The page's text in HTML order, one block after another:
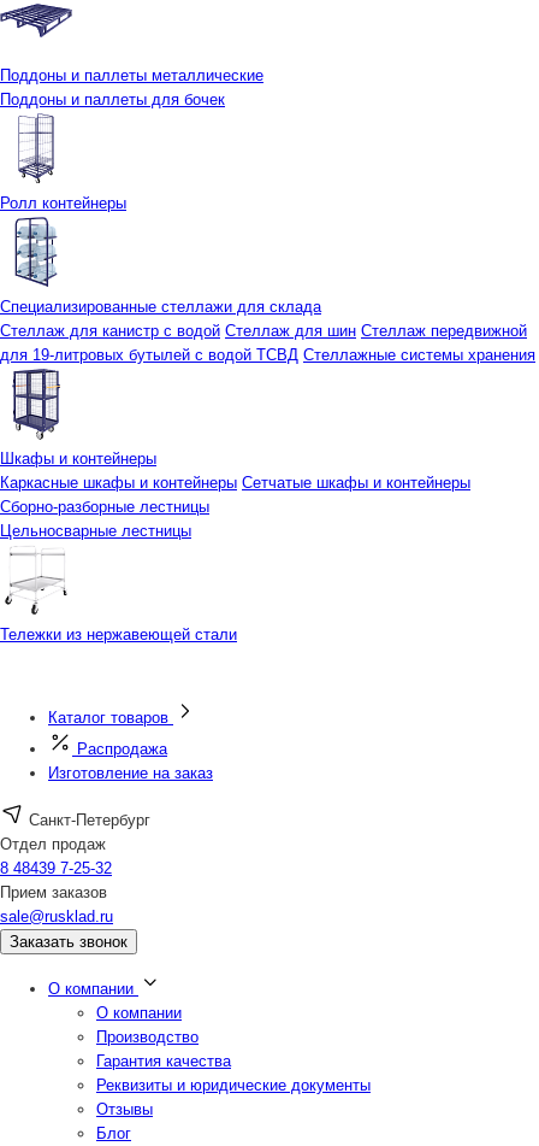
Поддоны и паллеты металлические
Поддоны и паллеты для бочек
Ролл контейнеры
Специализированные стеллажи для склада
Стеллаж для канистр с водой Стеллаж для шин Стеллаж передвижной
для 19-литровых бутылей с водой ТСВД Стеллажные системы хранения
Шкафы и контейнеры
Каркасные шкафы и контейнеры Сетчатые шкафы и контейнеры
Сборно-разборные лестницы
Цельносварные лестницы
Тележки из нержавеющей стали
Каталог товаров
Распродажа
Изготовление на заказ
Санкт-Петербург
Отдел продаж
8 48439 7-25-32
Прием заказов
sale@rusklad.ru
Заказать звонок
О компании
О компании
Производство
Гарантия качества
Реквизиты и юридические документы
Отзывы
Блог